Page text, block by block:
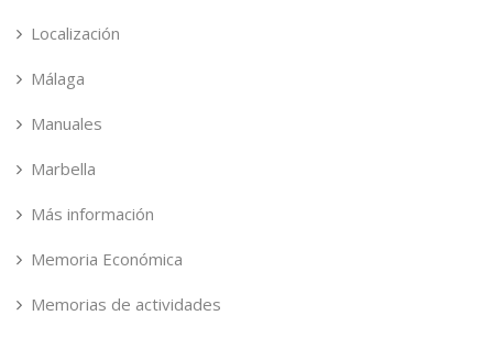
Localización
Málaga
Manuales
Marbella
Más información
Memoria Económica
Memorias de actividades